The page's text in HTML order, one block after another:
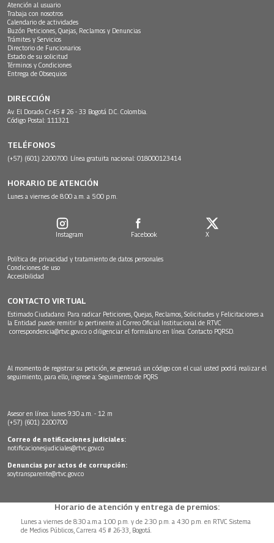
Atención al usuario
Trabaja con nosotros
Calendario de actividades
Buzón Peticiones, Quejas, Reclamos y Denuncias
Trámites y Servicios
Directorio de Funcionarios
Estado de su solicitud
Términos y Condiciones
Entrega de Obsequios
DIRECCIÓN
Av. El Dorado Cr.45 # 26 - 33 Bogotá D.C. Colombia.
Código Postal: 111321
TELÉFONOS
(+57) (601) 2200700. Línea gratuita nacional: 018000123414
HORARIO DE ATENCIÓN
Lunes a viernes de 8:00 a.m. a 5:00 p.m.
Instagram Facebook X
Política de privacidad y tratamiento de datos personales
Condiciones de uso
Accesibilidad
CONTACTO VIRTUAL
Estimado Ciudadano: Para radicar Peticiones, Quejas, Reclamos, Solicitudes y Felicitaciones a
la Entidad puede remitir lo pertinente al Correo Oficial Institucional de RTVC
correspondencia@rtvc.gov.co o diligenciar el formulario en línea: Contacto PQRSD.
Al momento de registrar su petición, se generará un código con el cual usted podrá realizar el
seguimiento, para ello, ingrese a: Seguimiento de PQRS
Asesor en línea: lunes 9:30 a.m. - 12 m
(+57) (601) 2200700
Correo de notificaciones judiciales:
notificacionesjudiciales@rtvc.gov.co
Denuncias por actos de corrupción:
soytransparente@rtvc.gov.co
Horario de atención y entrega de premios:
Lunes a viernes de 8:30 a.m.a 1:00 p.m. y de 2:30 p.m. a 4:30 p.m. en RTVC Sistema
de Medios Públicos, Carrera 45 # 26-33, Bogotá.